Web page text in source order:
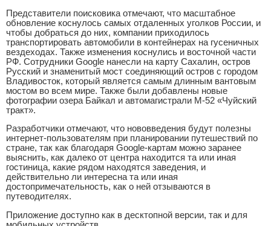
Представители поисковика отмечают, что масштабное
обновление коснулось самых отдаленных уголков России, и
чтобы добраться до них, компании приходилось
транспортировать автомобили в контейнерах на гусеничных
вездеходах. Также изменения коснулись и восточной части
РФ. Сотрудники Google нанесли на карту Сахалин, остров
Русский и знаменитый мост соединяющий остров с городом
Владивосток, который является самым длинным вантовым
мостом во всем мире. Также были добавлены новые
фотографии озера Байкал и автомагистрали М-52 «Чуйский
тракт».
Разработчики отмечают, что нововведения будут полезны
интернет-пользователям при планировании путешествий по
стране, так как благодаря Google-картам можно заранее
выяснить, как далеко от центра находится та или иная
гостиница, какие рядом находятся заведения, и
действительно ли интересна та или иная
достопримечательность, как о ней отзываются в
путеводителях.
Приложение доступно как в десктопной версии, так и для